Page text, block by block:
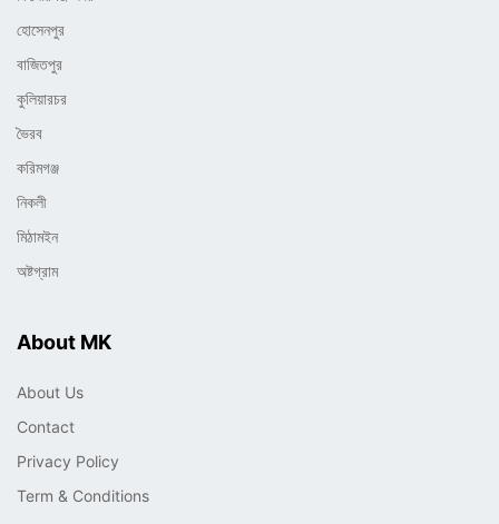
হোসেনপুর
বাজিতপুর
কুলিয়ারচর
ভৈরব
করিমগঞ্জ
নিকলী
মিঠামইন
অষ্টগ্রাম
About MK
About Us
Contact
Privacy Policy
Term & Conditions